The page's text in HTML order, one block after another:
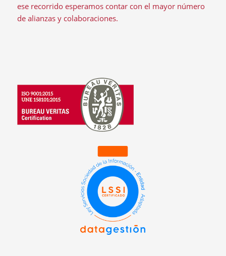
ese recorrido esperamos contar con el mayor número
de alianzas y colaboraciones.